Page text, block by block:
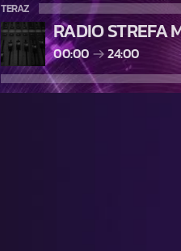
TERAZ
RADIO STREFA
00:00 24:00